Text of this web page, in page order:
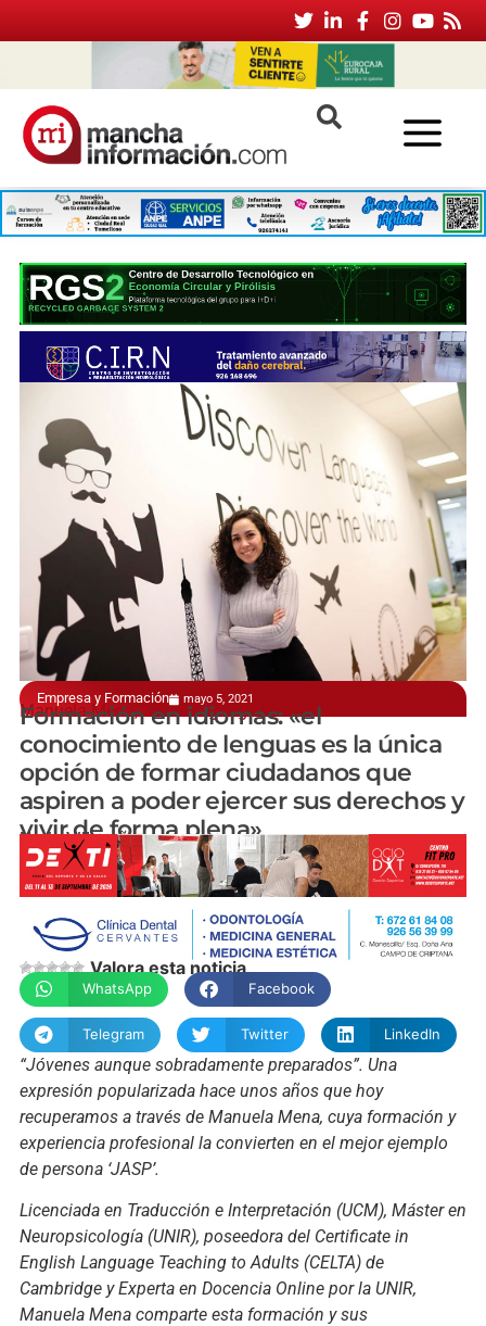
Empresa y Formación mayo 5, 2021
Manuela Mena, 'The Language House'
Formación en idiomas: «el
conocimiento de lenguas es la única
opción de formar ciudadanos que
aspiren a poder ejercer sus derechos y
vivir de forma plena»
Nuria Villacañas
Valora esta noticia
WhatsApp Facebook
Telegram Twitter LinkedIn
“Jóvenes aunque sobradamente preparados”. Una
expresión popularizada hace unos años que hoy
recuperamos a través de Manuela Mena, cuya formación y
experiencia profesional la convierten en el mejor ejemplo
de persona ‘JASP’.
Licenciada en Traducción e Interpretación (UCM), Máster en
Neuropsicología (UNIR), poseedora del Certificate in
English Language Teaching to Adults (CELTA) de
Cambridge y Experta en Docencia Online por la UNIR,
Manuela Mena comparte esta formación y sus